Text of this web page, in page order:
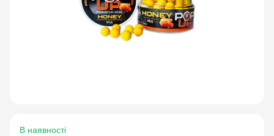
В наявності